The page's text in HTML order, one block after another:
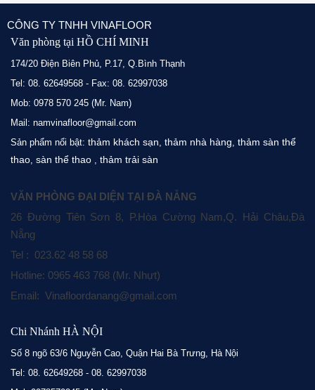
CÔNG TY TNHH VINAFLOOR
Văn phòng tại HỒ CHÍ MINH
174/20 Điện Biên Phủ, P.17, Q.Bình Thạnh
Tel: 08. 62649568 - Fax: 08. 62997038
Mob: 0978 570 245 (Mr. Nam)
Mail: namvinafloor@gmail.com
Sản phẩm nổi bật: thảm khách sạn, thảm nhà hàng, thảm sàn thể
thao, sàn thể thao , thảm trải sàn
VĂN PHÒNG ĐẠI DIỆN TẠI ĐÀ NẴNG
26 Đường Tiên Sơn 8, P.Hòa Cường Nam,Q. Hải Châu,Đà
Nẵng
Tel : 023.62 48 58 68
Hotline: 0965 463 768 (Mr. Nhựt)
Email: Vinafloordanang@gmail.com
Chi Nhánh HÀ NỘI
Số 8 ngõ 63/6 Nguyễn Cao, Quận Hai Bà Trưng, Hà Nội
Tel: 08. 62649268 - 08. 62997038